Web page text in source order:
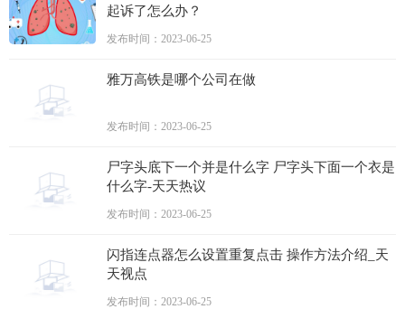
起诉了怎么办？
发布时间：2023-06-25
雅万高铁是哪个公司在做
发布时间：2023-06-25
尸字头底下一个并是什么字 尸字头下面一个衣是
什么字-天天热议
发布时间：2023-06-25
闪指连点器怎么设置重复点击 操作方法介绍_天
天视点
发布时间：2023-06-25